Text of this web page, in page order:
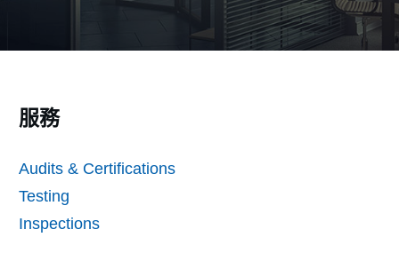
服務
Audits & Certifications
Testing
Inspections